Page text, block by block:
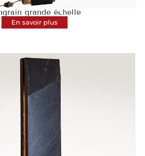
grande échelle
En savoir plus